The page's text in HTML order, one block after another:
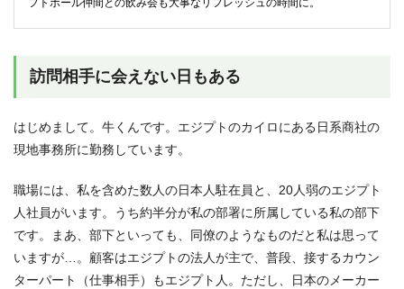
フトボール仲間との飲み会も大事なリフレッシュの時間に。
訪問相手に会えない日もある
はじめまして。牛くんです。エジプトのカイロにある日系商社の
現地事務所に勤務しています。
職場には、私を含めた数人の日本人駐在員と、20人弱のエジプト
人社員がいます。うち約半分が私の部署に所属している私の部下
です。まあ、部下といっても、同僚のようなものだと私は思って
いますが…。顧客はエジプトの法人が主で、普段、接するカウン
ターパート（仕事相手）もエジプト人。ただし、日本のメーカー